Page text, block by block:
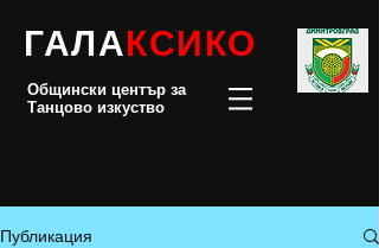
ГАЛАКСИКО
Общински център за
Танцово изкуство
Публикация